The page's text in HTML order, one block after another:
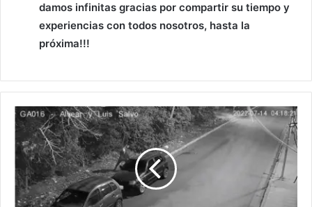
damos infinitas gracias por compartir su tiempo y
experiencias con todos nosotros, hasta la
próxima!!!